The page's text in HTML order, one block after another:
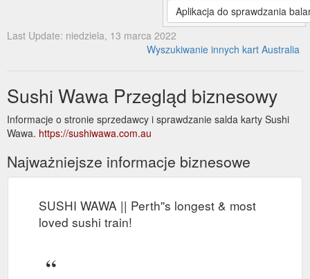
Aplikacja do sprawdzania
Last Update: niedziela, 13 marca 2022
Wyszukiwanie innych kart Australia
Sushi Wawa Przegląd biznesowy
Informacje o stronie sprzedawcy i sprawdzanie salda karty Sushi
Wawa. https://sushiwawa.com.au
Najważniejsze informacje biznesowe
SUSHI WAWA || Perth''s longest & most
loved sushi train!